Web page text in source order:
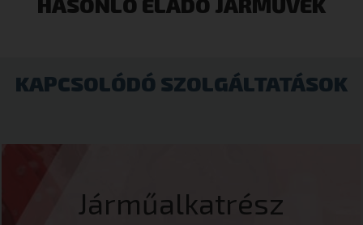
KAPCSOLÓDÓ SZOLGÁLTATÁSOK
Járműalkatrész